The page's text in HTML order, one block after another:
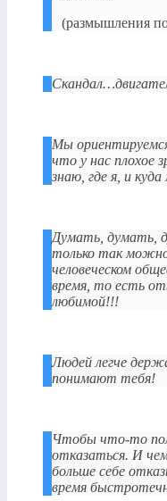
(размышления
Мы
что у нас плохое
знаю, где я, и
Думать, думать,
только так
человеческом
время, то есть
любимой!!!
Людей легче
понимают тебя!
Чтобы что-то
отказаться. И
больше себе
время